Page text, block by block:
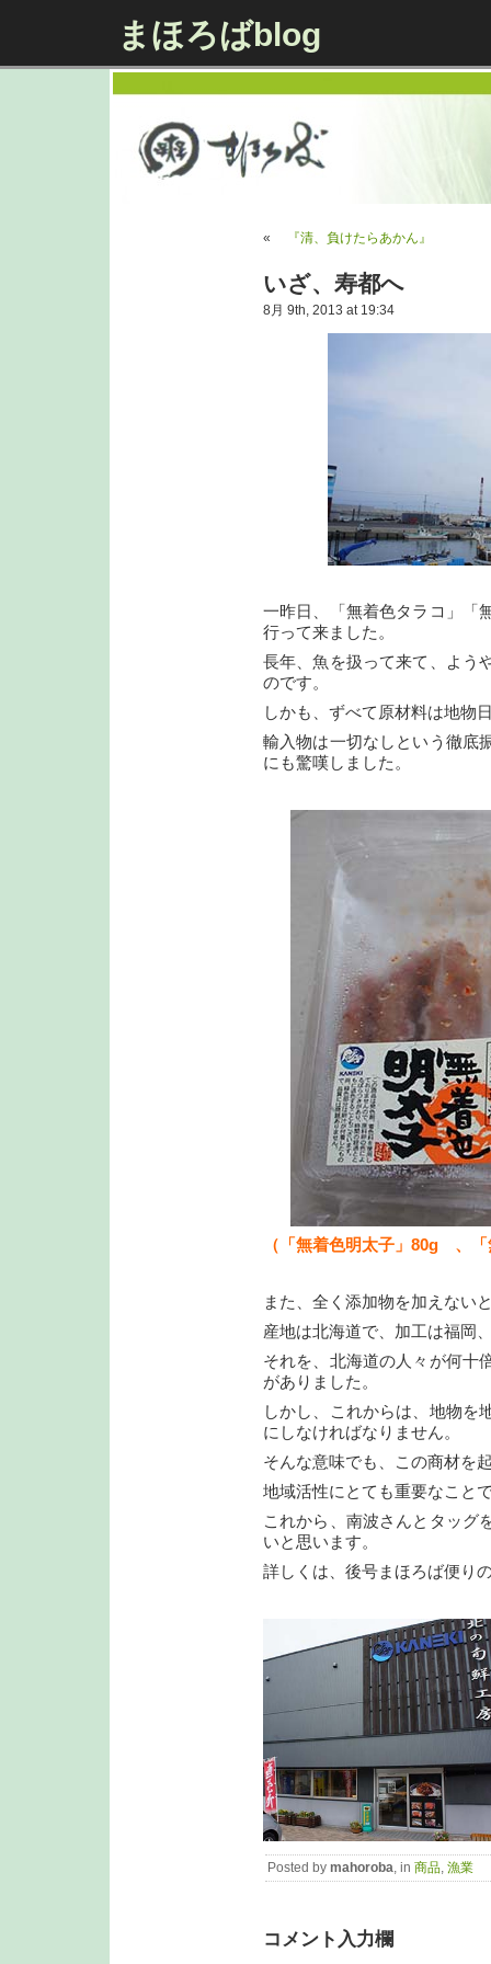
まほろばblog
« 『清、負けたらあかん』
いざ、寿都へ
8月 9th, 2013 at 19:34
一昨日、「無着色タラコ」「
行って来ました。
長年、魚を扱って来て、よう
のです。
しかも、ずべて原材料は地物
輸入物は一切なしという徹底
にも驚嘆しました。
（「無着色明太子」80g 、
また、全く添加物を加えない
産地は北海道で、加工は福岡
それを、北海道の人々が何十
がありました。
しかし、これからは、地物を
にしなければなりません。
そんな意味でも、この商材を
地域活性にとても重要なこと
これから、南波さんとタッグ
いと思います。
詳しくは、後号まほろば便り
Posted by mahoroba, in 商品, 漁業
コメント入力欄